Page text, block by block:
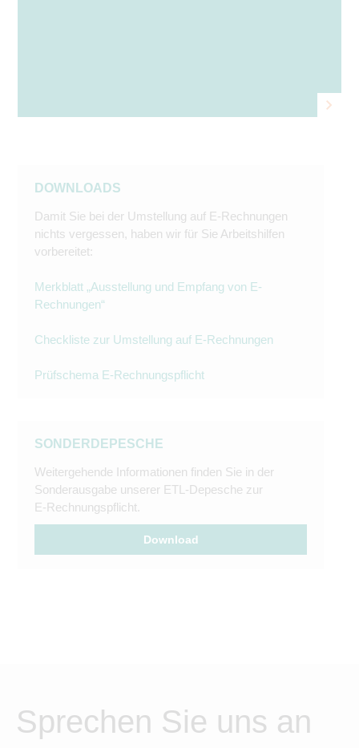
DOWNLOADS
Damit Sie bei der Umstellung auf E-Rechnungen
nichts vergessen, haben wir für Sie Arbeitshilfen
vorbereitet:
Merkblatt „Ausstellung und Empfang von E-
Rechnungen“
Checkliste zur Umstellung auf E-Rechnungen
Prüfschema E-Rechnungspflicht
SONDERDEPESCHE
Weitergehende Informationen finden Sie in der
Sonderausgabe unserer ETL-Depesche zur
E-Rechnungspflicht.
Download
Sprechen Sie uns an